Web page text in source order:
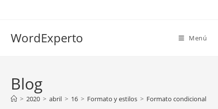
WordExperto Menú
Blog
> 2020 > abril > 16 > Formato y estilos > Formato condicional en